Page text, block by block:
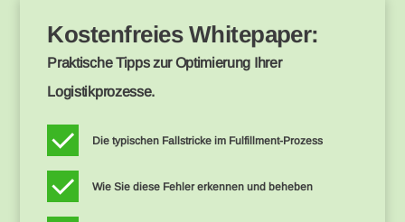
Kostenfreies Whitepaper:
Praktische Tipps zur Optimierung Ihrer
Logistikprozesse.
Die typischen Fallstricke im Fulfillment-Prozess
Wie Sie diese Fehler erkennen und beheben